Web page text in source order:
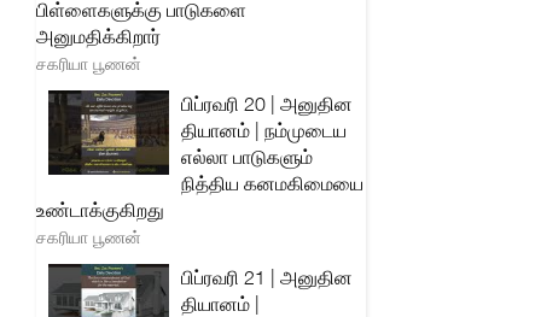
பிள்ளைகளுக்கு பாடுகளை
அனுமதிக்கிறார்
சகரியா பூணன்
பிப்ரவரி 20 | அனுதின
தியானம் | நம்முடைய
எல்லா பாடுகளும்
நித்திய கனமகிமையை
உண்டாக்குகிறது
சகரியா பூணன்
பிப்ரவரி 21 | அனுதின
தியானம் |